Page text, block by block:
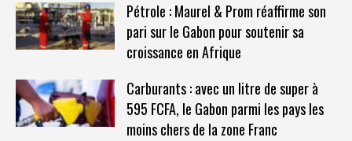
Pétrole : Maurel & Prom réaffirme son
pari sur le Gabon pour soutenir sa
croissance en Afrique
Carburants : avec un litre de super à
595 FCFA, le Gabon parmi les pays les
moins chers de la zone Franc